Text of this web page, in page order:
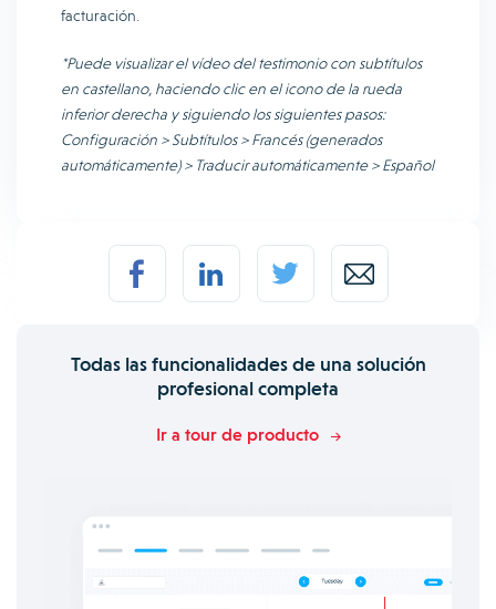
facturación.
*Puede visualizar el vídeo del testimonio con subtítulos
en castellano, haciendo clic en el icono de la rueda
inferior derecha y siguiendo los siguientes pasos:
Configuración > Subtítulos > Francés (generados
automáticamente) > Traducir automáticamente > Español
Todas las funcionalidades de una solución
profesional completa
Ir a tour de producto